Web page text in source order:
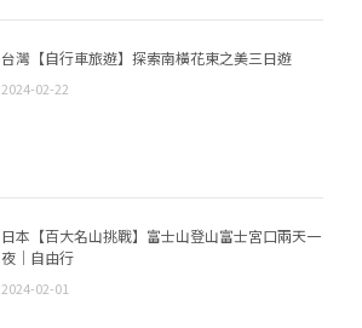
台灣【自行車旅遊】探索南橫花東之美三日遊
2024-02-22
日本【百大名山挑戰】富士山登山富士宮口兩天一
夜｜自由行
2024-02-01